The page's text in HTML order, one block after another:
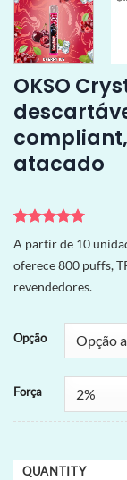
OKSO
atacado
Avaliado
como5 de
5, com
baseado em
1
avaliação
A partir de 10
oferece 800 puffs,
revendedores.
Opção
Força
QUANTITY